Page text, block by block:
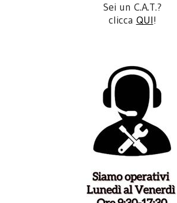
Sei un C.A.T.?
clicca QUI!